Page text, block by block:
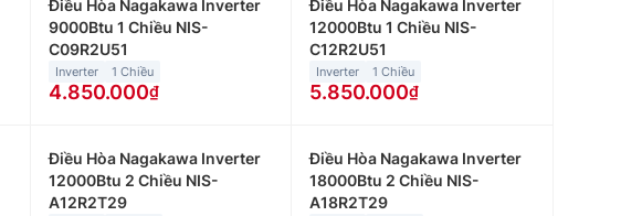
Điều Hòa Nagakawa Inverter
9000Btu 1 Chiều NIS-
C09R2U51
Inverter 1 Chiều
4.850.000
Điều Hòa Nagakawa Inverter
12000Btu 1 Chiều NIS-
C12R2U51
Inverter 1 Chiều
5.850.000
Điều Hòa Nagakawa Inverter
12000Btu 2 Chiều NIS-
A12R2T29
Điều Hòa Nagakawa Inverter
18000Btu 2 Chiều NIS-
A18R2T29